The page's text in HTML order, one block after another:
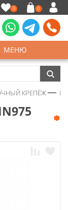
0 0
МЕНЮ
КРЕПЁЖ